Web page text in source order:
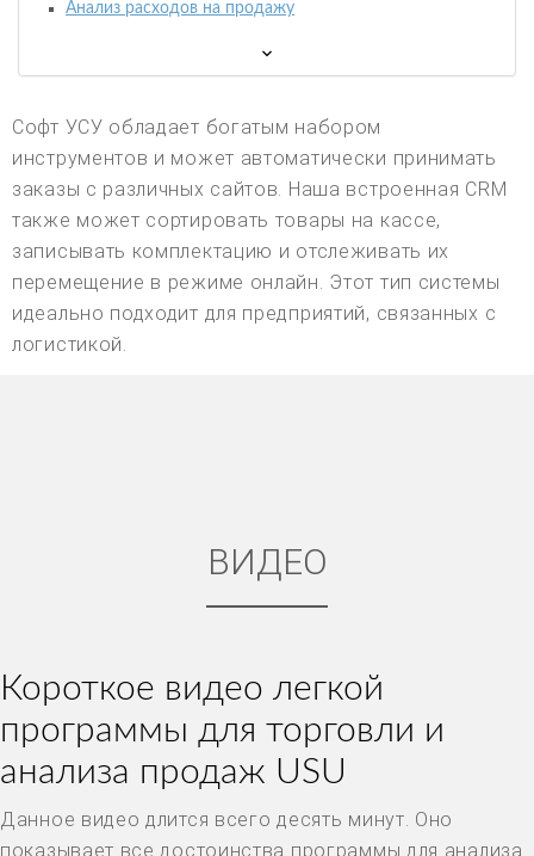
Анализ расходов на продажу
Софт УСУ обладает богатым набором
инструментов и может автоматически принимать
заказы с различных сайтов. Наша встроенная CRM
также может сортировать товары на кассе,
записывать комплектацию и отслеживать их
перемещение в режиме онлайн. Этот тип системы
идеально подходит для предприятий, связанных с
логистикой.
ВИДЕО
Короткое видео легкой
программы для торговли и
анализа продаж USU
Данное видео длится всего десять минут. Оно
показывает все достоинства программы для анализа